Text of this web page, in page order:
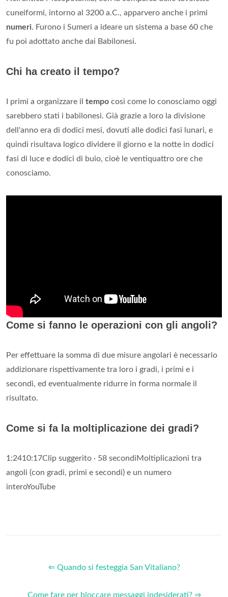
cuneiformi, intorno al 3200 a.C., apparvero anche i primi
numeri. Furono i Sumeri a ideare un sistema a base 60 che
fu poi adottato anche dai Babilonesi.
Chi ha creato il tempo?
I primi a organizzare il tempo così come lo conosciamo oggi
sarebbero stati i babilonesi. Già grazie a loro la divisione
dell'anno era di dodici mesi, dovuti alle dodici fasi lunari, e
quindi risultava logico dividere il giorno e la notte in dodici
fasi di luce e dodici di buio, cioè le ventiquattro ore che
conosciamo.
Come si fanno le operazioni con gli angoli?
Per effettuare la somma di due misure angolari è necessario
addizionare rispettivamente tra loro i gradi, i primi e i
secondi, ed eventualmente ridurre in forma normale il
risultato.
Come si fa la moltiplicazione dei gradi?
1:2410:17Clip suggerito · 58 secondiMoltiplicazioni tra
angoli (con gradi, primi e secondi) e un numero
interoYouTube
⇐ Quando si festeggia San Vitaliano?
Come fare per bloccare messaggi indesiderati? ⇒